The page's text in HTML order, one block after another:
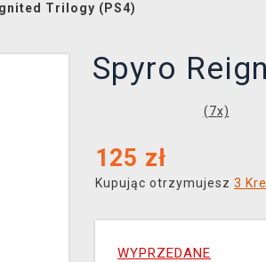
Trilogy (PS4)
Spyro
(7x)
125 zł
Kupując otrzymujesz 3
WYPRZEDANE